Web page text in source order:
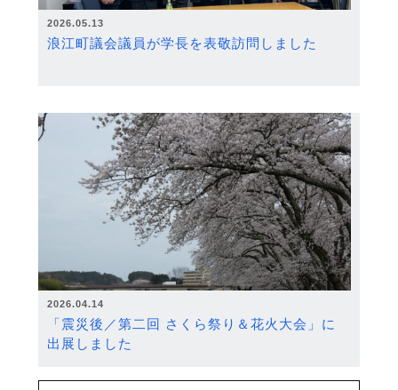
2026.05.13
浪江町議会議員が学長を表敬訪問しました
2026.04.14
「震災後／第二回 さくら祭り＆花火大会」に
出展しました